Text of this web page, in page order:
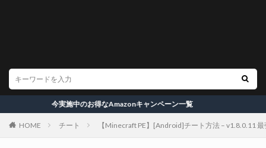
今実施中のお得なAmazonキャンペーン一覧
HOME チート 【Minecraft PE】[Android]チート方法 – v1.8.0.11